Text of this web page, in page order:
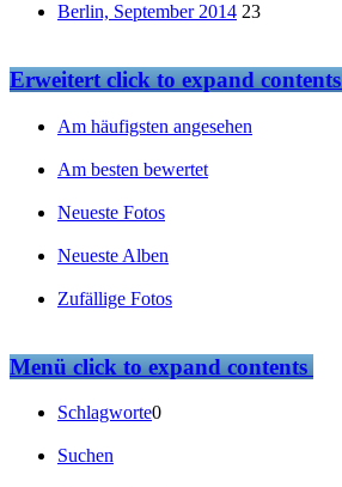
Berlin, September 2014 23
Erweitertclick to expand contents
Am häufigsten angesehen
Am besten bewertet
Neueste Fotos
Neueste Alben
Zufällige Fotos
Menüclick to expand contents
Schlagworte0
Suchen